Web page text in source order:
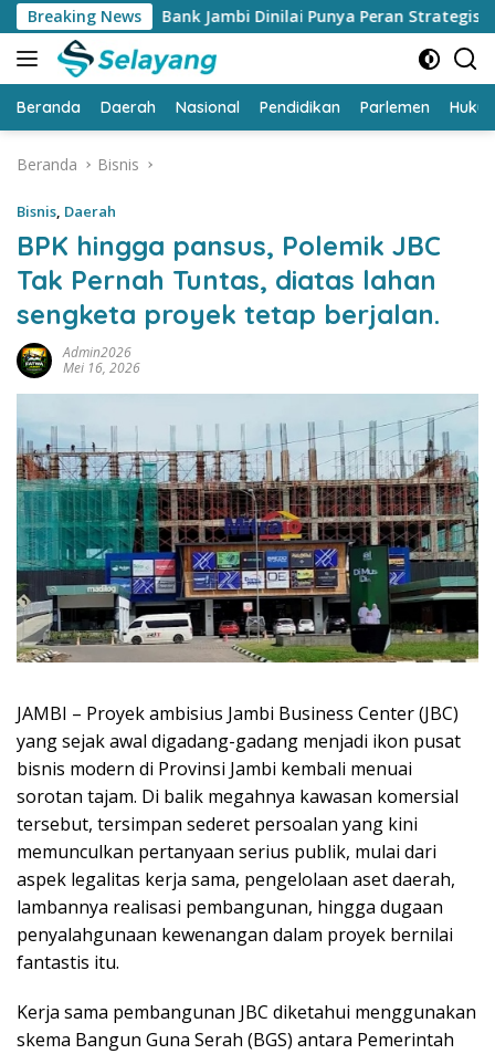
Langsung
ke
konten
Breaking News
Bank Jambi Dinilai Punya Peran Strategis Menggerakkan
Beranda Daerah Nasional Pendidikan Parlemen
Beranda Bisnis
Bisnis, Daerah
BPK hingga pansus, Polemik JBC
Tak Pernah Tuntas, diatas lahan
sengketa proyek tetap berjalan.
Admin2026
Mei 16, 2026
JAMBI – Proyek ambisius Jambi Business Center (JBC)
yang sejak awal digadang-gadang menjadi ikon pusat
bisnis modern di Provinsi Jambi kembali menuai
sorotan tajam. Di balik megahnya kawasan komersial
tersebut, tersimpan sederet persoalan yang kini
memunculkan pertanyaan serius publik, mulai dari
aspek legalitas kerja sama, pengelolaan aset daerah,
lambannya realisasi pembangunan, hingga dugaan
penyalahgunaan kewenangan dalam proyek bernilai
fantastis itu.
Kerja sama pembangunan JBC diketahui menggunakan
skema Bangun Guna Serah (BGS) antara Pemerintah